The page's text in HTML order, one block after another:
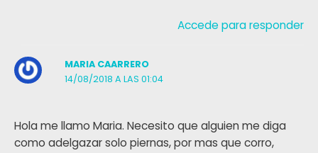
Accede para responder
MARIA CAARRERO
14/08/2018 A LAS 01:04
Hola me llamo Maria. Necesito que alguien me diga
como adelgazar solo piernas, por mas que corro,